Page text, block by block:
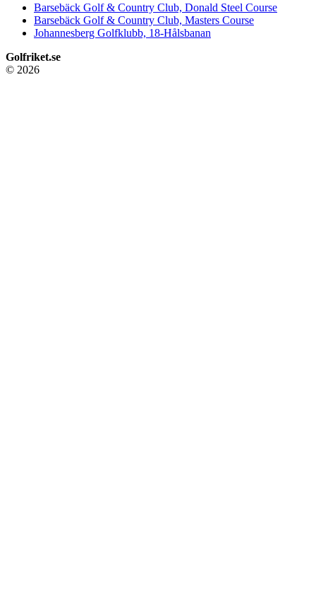
Barsebäck Golf & Country Club, Donald Steel Course
Barsebäck Golf & Country Club, Masters Course
Johannesberg Golfklubb, 18-Hålsbanan
Golfriket.se
© 2026